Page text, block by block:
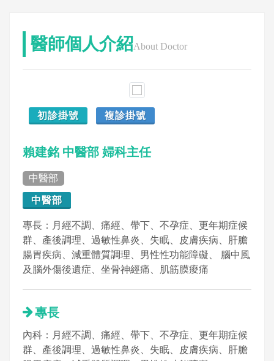
醫師個人介紹About Doctor
初診掛號 複診掛號
賴建銘 中醫部 婦科主任
中醫部
中醫部
專長：月經不調、痛經、帶下、不孕症、更年期症候
群、產後調理、過敏性鼻炎、失眠、皮膚疾病、肝膽
腸胃疾病、減重體質調理、男性性功能障礙、 腦中風
及腦外傷後遺症、坐骨神經痛、肌筋膜痠痛
專長
內科：月經不調、痛經、帶下、不孕症、更年期症候
群、產後調理、過敏性鼻炎、失眠、皮膚疾病、肝膽